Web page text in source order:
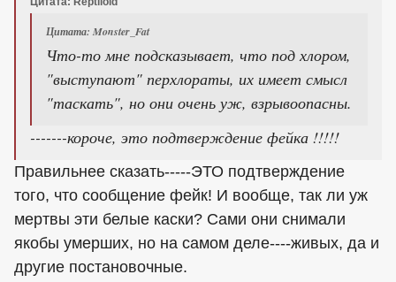
Цитата: Monster_Fat
Что-то мне подсказывает, что под хлором,
"выступают" перхлораты, их имеет смысл
"таскать", но они очень уж, взрывоопасны.
-------короче, это подтверждение фейка !!!!!
Правильнее сказать-----ЭТО подтверждение
того, что сообщение фейк! И вообще, так ли уж
мертвы эти белые каски? Сами они снимали
якобы умерших, но на самом деле----живых, да и
другие постановочные.